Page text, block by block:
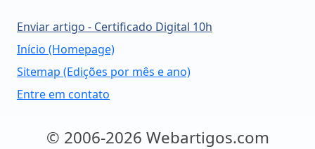
Enviar artigo - Certificado Digital 10h
Início (Homepage)
Sitemap (Edições por mês e ano)
Entre em contato
© 2006-2026 Webartigos.com